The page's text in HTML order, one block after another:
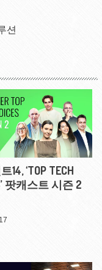
션
14, ‘TOP TECH
팟캐스트 시즌 2